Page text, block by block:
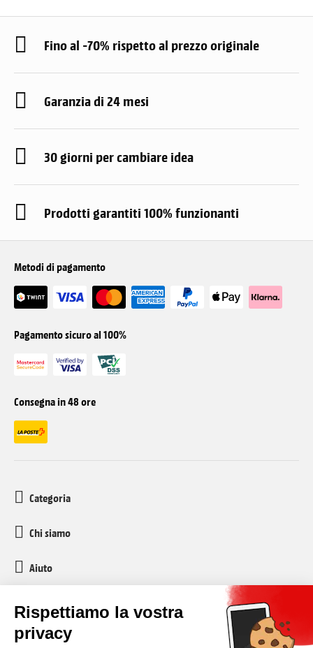
Fino al -70% rispetto al prezzo originale
Garanzia di 24 mesi
30 giorni per cambiare idea
Prodotti garantiti 100% funzionanti
Metodi di pagamento
Pagamento sicuro al 100%
Consegna in 48 ore
Categoria
Chi siamo
Aiuto
media-markt-refurbished@recommerce.com